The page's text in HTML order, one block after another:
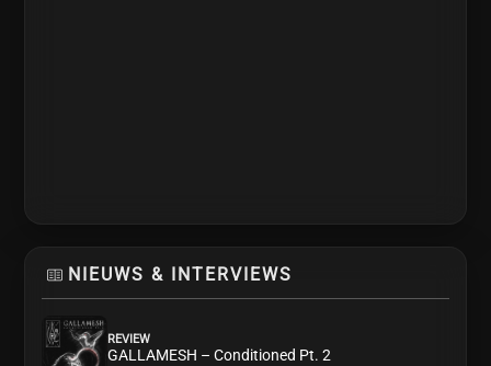
NIEUWS & INTERVIEWS
REVIEW
GALLAMESH – Conditioned Pt. 2